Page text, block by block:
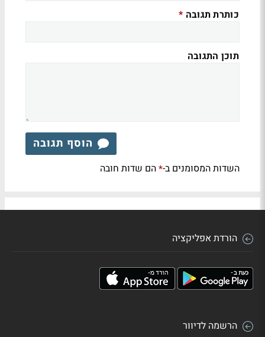
כותרת תגובה *
תוכן התגובה
הוסף תגובה
השדות המסומנים ב-*הם שדות חובה
הורדת אפליקציה
הרשמה לדיוור